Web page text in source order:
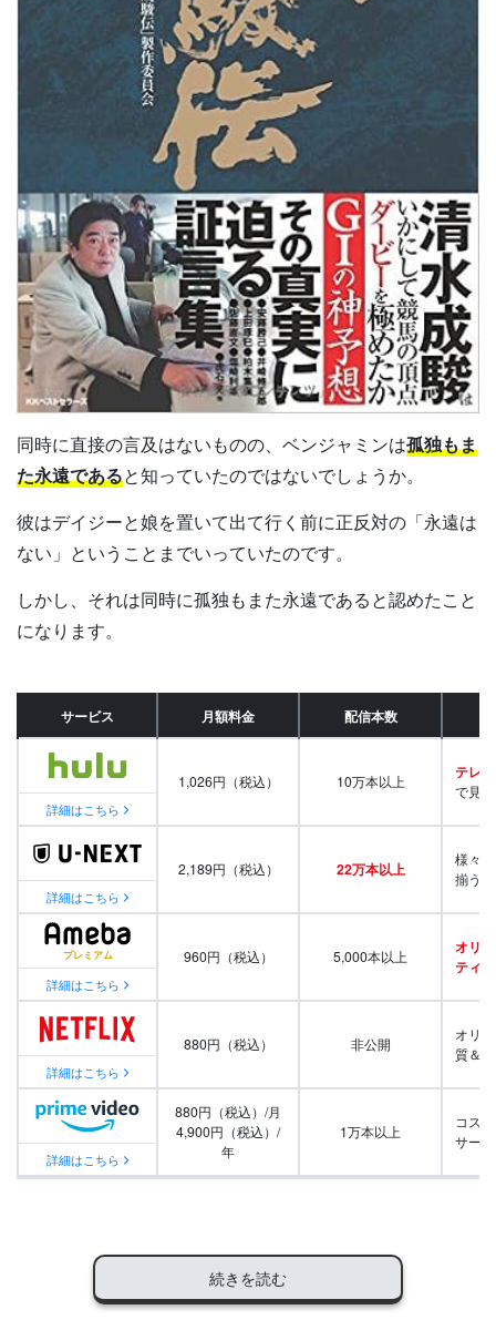
同時に直接の言及はないものの、ベンジャミンは孤独もま
た永遠であると知っていたのではないでしょうか。
彼はデイジーと娘を置いて出て行く前に正反対の「永遠は
ない」ということまでいっていたのです。
しかし、それは同時に孤独もまた永遠であると認めたこと
になります。
サービス 月額料金 配信本数
詳細はこちら
1,026円（税込） 10万本以上 テレビ
で見
詳細はこちら
2,189円（税込） 22万本以上
様々
揃う
詳細はこちら
960円（税込） 5,000本以上
オリ
ティ
詳細はこちら
880円（税込） 非公開
オリ
質＆
詳細はこちら
880円（税込）/月
4,900円（税込）/
年
1万本以上
コス
サー
続きを読む